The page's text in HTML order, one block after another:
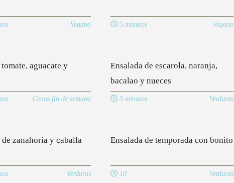
Vegano 5 minutos Vegano
aguacate y
Cenas fin de semana
Ensalada de escarola, naranja,
bacalao y nueces
5 minutos Verduras
de zanahoria y caballa
Verduras
Ensalada de temporada con bonito
10 Verduras